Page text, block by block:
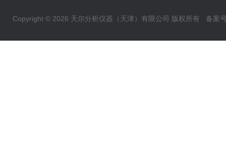
Copyright © 2026 天尔分析仪器（天津）有限公司 版权所有 备案